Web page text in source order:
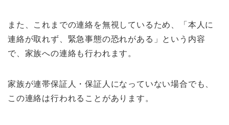
また、これまでの連絡を無視しているため、「本人に
連絡が取れず、緊急事態の恐れがある」という内容
で、家族への連絡も行われます。
家族が連帯保証人・保証人になっていない場合でも、
この連絡は行われることがあります。